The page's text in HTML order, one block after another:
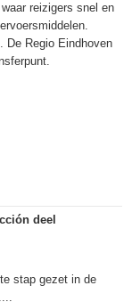
reizigers snel en
De Regio Eindhoven
deel
stap gezet in de